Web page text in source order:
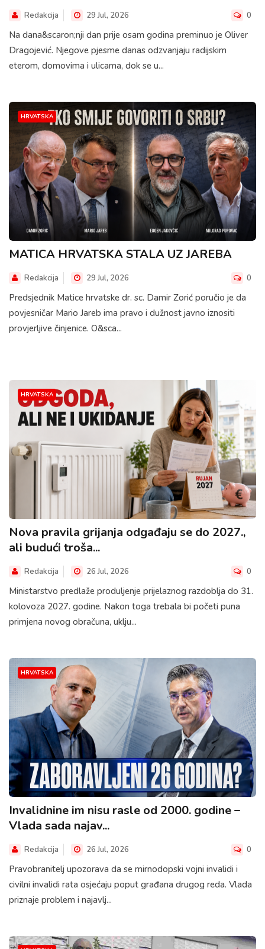
Redakcija 29 Jul, 2026 0
Na dana&scaron;nji dan prije osam godina preminuo je Oliver
Dragojević. Njegove pjesme danas odzvanjaju radijskim
eterom, domovima i ulicama, dok se u...
HRVATSKA
MATICA HRVATSKA STALA UZ JAREBA
Redakcija 29 Jul, 2026 0
Predsjednik Matice hrvatske dr. sc. Damir Zorić poručio je da
povjesničar Mario Jareb ima pravo i dužnost javno iznositi
provjerljive činjenice. O&sca...
HRVATSKA
Nova pravila grijanja odgađaju se do 2027.,
ali budući troša...
Redakcija 26 Jul, 2026 0
Ministarstvo predlaže produljenje prijelaznog razdoblja do 31.
kolovoza 2027. godine. Nakon toga trebala bi početi puna
primjena novog obračuna, uklju...
HRVATSKA
Invalidnine im nisu rasle od 2000. godine –
Vlada sada najav...
Redakcija 26 Jul, 2026 0
Pravobranitelj upozorava da se mirnodopski vojni invalidi i
civilni invalidi rata osjećaju poput građana drugog reda. Vlada
priznaje problem i najavlj...